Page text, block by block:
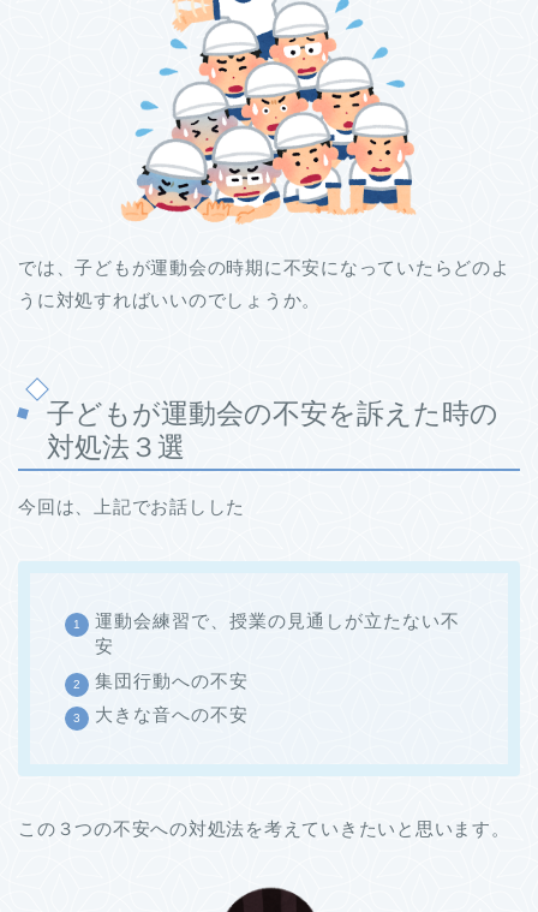
では、子どもが運動会の時期に不安になっていたらどのよ
うに対処すればいいのでしょうか。
子どもが運動会の不安を訴えた時の
対処法３選
今回は、上記でお話しした
運動会練習で、授業の見通しが立たない不
安
集団行動への不安
大きな音への不安
この３つの不安への対処法を考えていきたいと思います。